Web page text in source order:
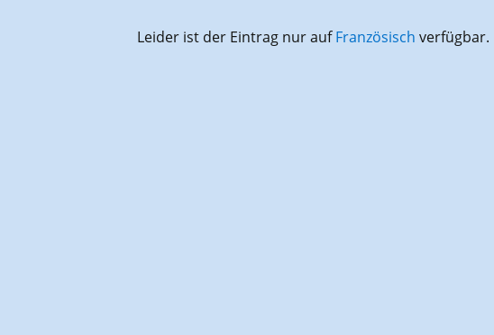
Leider ist der Eintrag nur aufFranzösisch verfügbar.